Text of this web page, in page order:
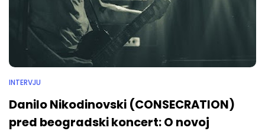
INTERVJU
Danilo Nikodinovski (CONSECRATION)
pred beogradski koncert: O novoj